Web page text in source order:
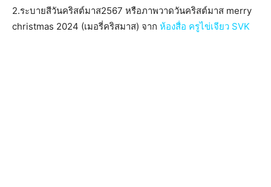
2.ระบายสีวันคริสต์มาส2567 หรือภาพวาดวันคริสต์มาส merry
christmas 2024 (เมอรี่คริสมาส) จาก ห้องสื่อ ครูไข่เจียว SVK